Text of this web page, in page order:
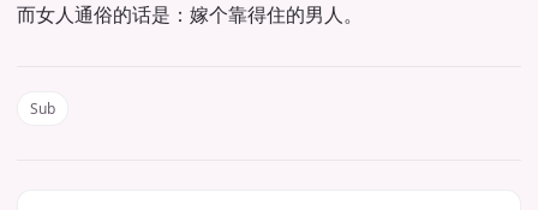
而女人通俗的话是：嫁个靠得住的男人。
Sub